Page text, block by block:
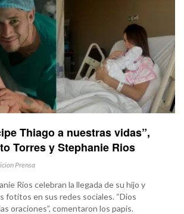
Thiago a nuestras vidas”,
Torres y Stephanie Rios
Prensa
Rios celebran la llegada de su hijo y
fotitos en sus redes sociales. “Dios
oraciones”, comentaron los papis.